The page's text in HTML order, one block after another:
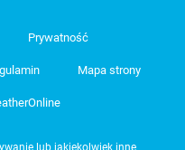
Prywatność
Mapa strony
lub jakiekolwiek inne